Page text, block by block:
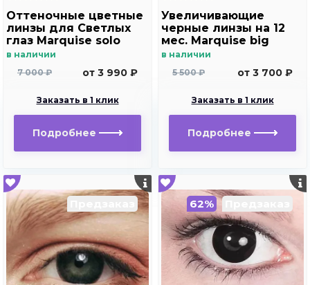
Оттеночные цветные
линзы для Светлых
глаз Marquise solo
violet (фиолетовый)
и близорукости
в наличии
7 000 ₽
от 3 990 ₽
Заказать в 1 клик
Подробнее
Увеличивающие
черные линзы на 12
мес. Marquise big
black - gray
в наличии
5 500 ₽
от 3 700 ₽
Заказать в 1 клик
Подробнее
62%